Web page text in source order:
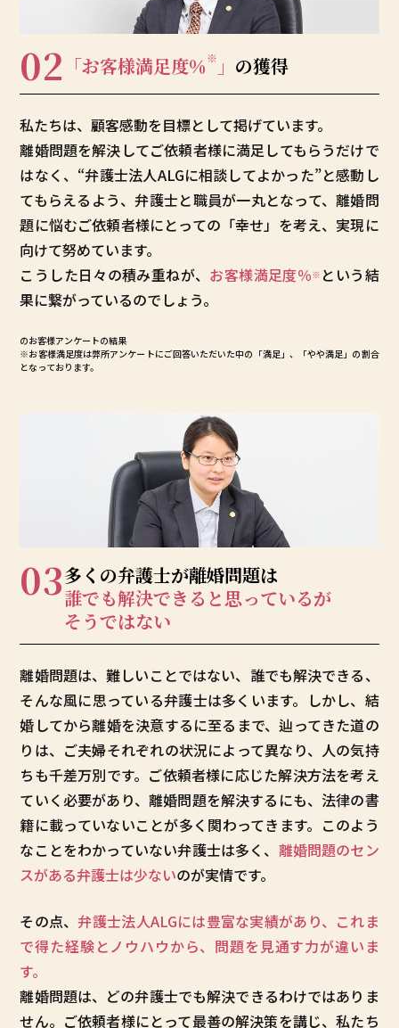
02 「お客様満足度％※ 」 の獲得
私たちは、顧客感動を目標として掲げています。
離婚問題を解決してご依頼者様に満足してもらうだけで
はなく、“弁護士法人ALGに相談してよかった”と感動し
てもらえるよう、弁護士と職員が一丸となって、離婚問
題に悩むご依頼者様にとっての「幸せ」を考え、実現に
向けて努めています。
こうした日々の積み重ねが、 お客様満足度％※ という結
果に繋がっているのでしょう。
のお客様アンケートの結果
※お客様満足度は弊所アンケートにご回答いただいた中の「満足」、「やや満足」の割合
となっております。
03多くの弁護士が離婚問題は
誰でも解決できると思っているが
そうではない
離婚問題は、難しいことではない、誰でも解決できる、
そんな風に思っている弁護士は多くいます。しかし、結
婚してから離婚を決意するに至るまで、辿ってきた道の
りは、ご夫婦それぞれの状況によって異なり、人の気持
ちも千差万別です。ご依頼者様に応じた解決方法を考え
ていく必要があり、離婚問題を解決するにも、法律の書
籍に載っていないことが多く関わってきます。このよう
なことをわかっていない弁護士は多く、 離婚問題のセン
スがある弁護士は少ないのが実情です。
その点、弁護士法人ALGには豊富な実績があり、これま
で得た経験とノウハウから、問題を見通す力が違いま
す。
離婚問題は、どの弁護士でも解決できるわけではありま
せん。ご依頼者様にとって最善の解決策を講じ、私たち